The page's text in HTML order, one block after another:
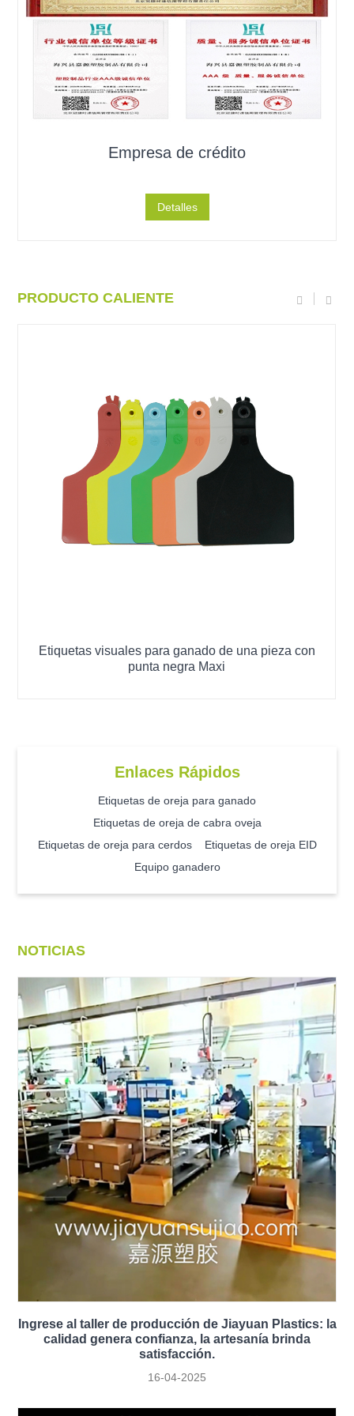
Empresa de crédito
Detalles
PRODUCTO CALIENTE
Etiquetas visuales para ganado de una pieza con
punta negra Maxi
Enlaces Rápidos
Etiquetas de oreja para ganado
Etiquetas de oreja de cabra oveja
Etiquetas de oreja para cerdos
Etiquetas de oreja EID
Equipo ganadero
NOTICIAS
Ingrese al taller de producción de Jiayuan Plastics: la
calidad genera confianza, la artesanía brinda
satisfacción.
16-04-2025